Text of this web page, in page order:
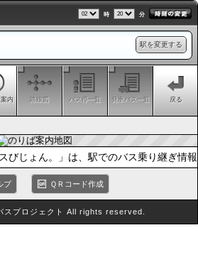
時 分
駅を変更する
内 路線図 バス停一覧 発車バス一覧 戻る
びじょん。」は、駅でのバス乗り継ぎ情
プ ＱＲコード作成
プロジェクト All rights reserved.